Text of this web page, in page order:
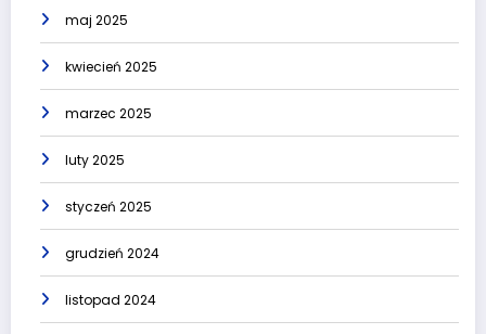
maj 2025
kwiecień 2025
marzec 2025
luty 2025
styczeń 2025
grudzień 2024
listopad 2024